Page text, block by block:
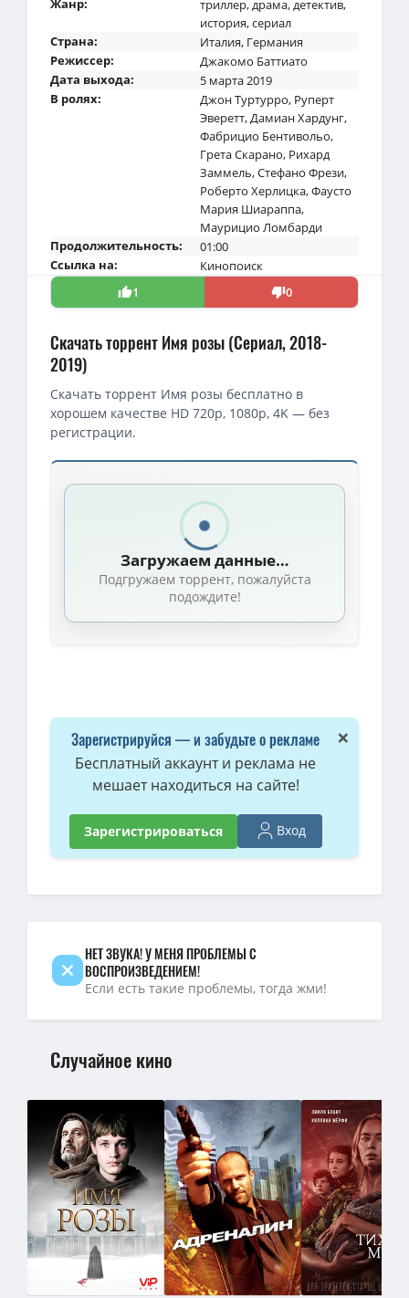
Жанр: триллер,драма,детектив,
история,сериал
Страна:
Италия, Германия
Режиссер:
Джакомо Баттиато
Дата выхода:
5 марта 2019
В ролях:
Джон Туртурро, Руперт
Эверетт,Дамиан Хардунг,
Фабрицио Бентивольо,
Грета Скарано, Рихард
Заммель,Стефано Фрези,
Роберто Херлицка,Фаусто
Мария Шиараппа,
Маурицио Ломбарди
Продолжительность:
01:00
Ссылка на:
Кинопоиск
1
0
Скачать торрент Имя розы (Сериал, 2018-
2019)
Скачать торрент Имя розы бесплатно в
хорошем качестве HD 720p, 1080p, 4K — без
регистрации.
Скачать торрент — Имя розы / The Name of the Rose / Сезон:
1080p — Имя розы / The Name of the Rose / Il Nome della Rosa
Имя розы / The Name of the Rose (2019) HDTVRip (сезон 1,
Имя розы / Il Nome della Rosa / The Name of the Rose (2019)
Загружаем данные…
Подгружаем торрент, пожалуйста
подождите!
×
Зарегистрируйся — и забудьте о рекламе
Бесплатный аккаунт и реклама не
мешает находиться на сайте!
Зарегистрироваться Вход
НЕТ ЗВУКА! У МЕНЯ ПРОБЛЕМЫ С
ВОСПРОИЗВЕДЕНИЕМ!
Если есть такие проблемы, тогда жми!
Случайное кино